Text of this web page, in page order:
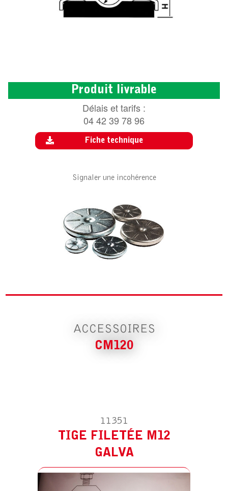
Produit livrable
Délais et tarifs :
04 42 39 78 96
Fiche technique
Signaler une incohérence
ACCESSOIRES
CM120
11351
TIGE FILETÉE M12
GALVA
ACCESSOIRE POUR CM120
TIGE FILETÉE M16 GALVA